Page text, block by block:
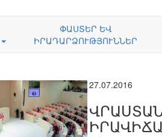
ՓԱՍՏԵՐ ԵՎ
ԻՐԱԴԱՐՁՈՒԹՅՈՒՆՆԵՐ
27.07.2016